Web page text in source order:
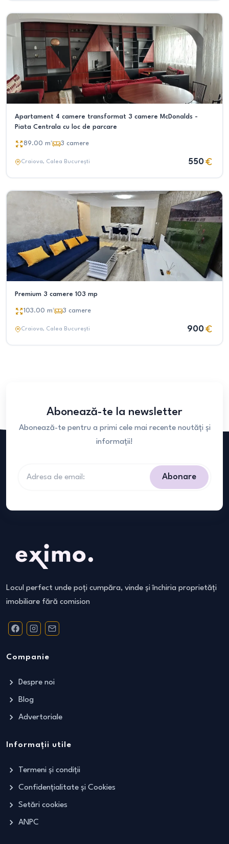
Apartament 4 camere transformat 3 camere McDonalds -
Piata Centrala cu loc de parcare
89.00 m² 3 camere
Craiova, Calea București 550
Premium 3 camere 103 mp
103.00 m² 3 camere
Craiova, Calea București 900
Abonează-te la newsletter
Abonează-te pentru a primi cele mai recente noutăți și
informații!
Abonare
Locul perfect unde poți cumpăra, vinde și închiria proprietăți
imobiliare fără comision
Companie
Despre noi
Blog
Advertoriale
Informații utile
Termeni și condiții
Confidențialitate și Cookies
Setări cookies
ANPC